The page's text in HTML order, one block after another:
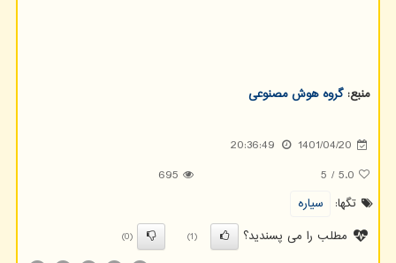
منبع:گروه هوش مصنوعی
1401/04/20
20:36:49
5.0
/
5
695
تگها:
سیاره
مطلب را می پسندید؟
(1)
(0)